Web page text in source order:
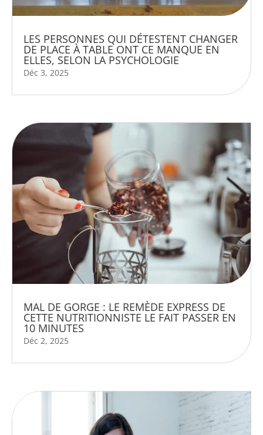
LES PERSONNES QUI DÉTESTENT CHANGER
DE PLACE À TABLE ONT CE MANQUE EN
ELLES, SELON LA PSYCHOLOGIE
Déc 3, 2025
MAL DE GORGE : LE REMÈDE EXPRESS DE
CETTE NUTRITIONNISTE LE FAIT PASSER EN
10 MINUTES
Déc 2, 2025